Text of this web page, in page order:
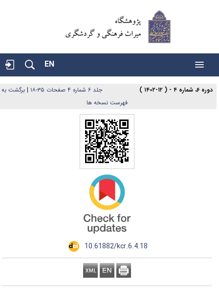
EN
دوره ۶، شماره ۴ - ( ۱۲-۱۴۰۲ ) جلد ۶ شماره ۴ صفحات ۳۵-۱۸ | برگشت به
فهرست نسخه ها
‎ 10.61882/kcr.6.4.18